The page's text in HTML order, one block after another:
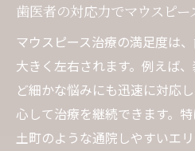
歯医者の対応力でマウスピ
マウスピース治療の満足度は
大きく左右されます。例えば
ど細かな悩みにも迅速に対応
心して治療を継続できます。
土町のような通院しやすいエ